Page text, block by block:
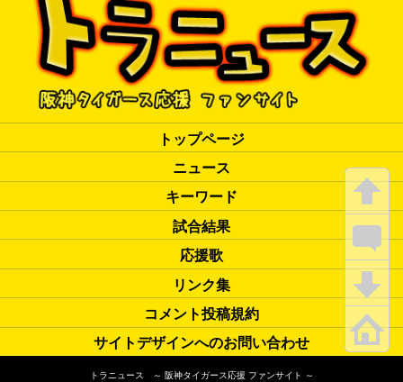
トップページ
ニュース
キーワード
試合結果
応援歌
リンク集
コメント投稿規約
サイトデザインへのお問い合わせ
トラニュース ～ 阪神タイガース応援 ファンサイト ～